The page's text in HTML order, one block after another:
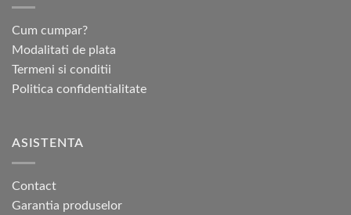
Opțiunile
alese
în
pagina
Cum cumpar?
Modalitati de plata
Termeni si conditii
Politica confidentialitate
ASISTENTA
Contact
Garantia produselor